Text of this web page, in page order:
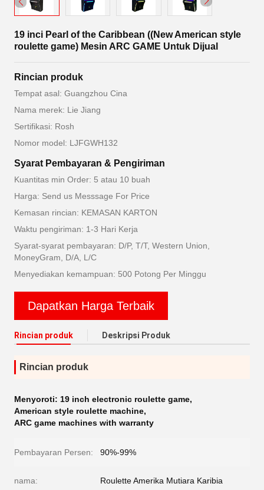
19 inci Pearl of the Caribbean ((New American style
roulette game) Mesin ARC GAME Untuk Dijual
Rincian produk
Tempat asal: Guangzhou Cina
Nama merek: Lie Jiang
Sertifikasi: Rosh
Nomor model: LJFGWH132
Syarat Pembayaran & Pengiriman
Kuantitas min Order: 5 atau 10 buah
Harga: Send us Messsage For Price
Kemasan rincian: KEMASAN KARTON
Waktu pengiriman: 1-3 Hari Kerja
Syarat-syarat pembayaran: D/P, T/T, Western Union,
MoneyGram, D/A, L/C
Menyediakan kemampuan: 500 Potong Per Minggu
Dapatkan Harga Terbaik
Rincian produk Deskripsi Produk
Rincian produk
Menyoroti: 19 inch electronic roulette game,
American style roulette machine,
ARC game machines with warranty
Pembayaran Persen: 90%-99%
nama: Roulette Amerika Mutiara Karibia